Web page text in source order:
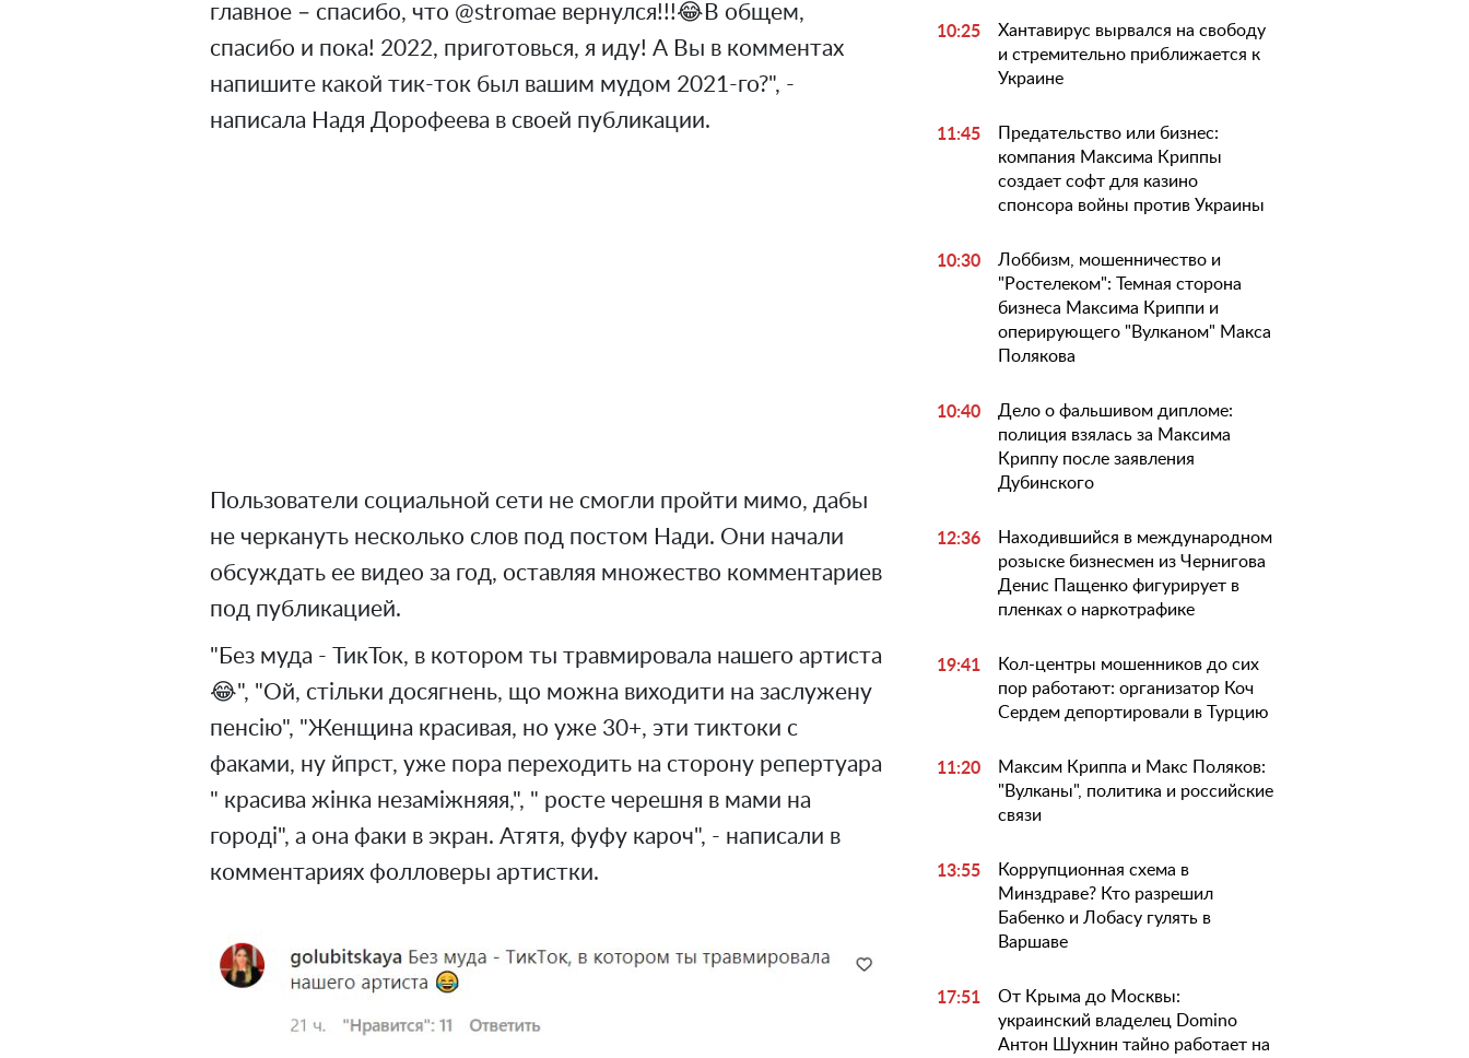
главное – спасибо, что @stromae вернулся!!!😂В общем,
спасибо и пока! 2022, приготовься, я иду! А Вы в комментах
напишите какой тик-ток был вашим мудом 2021-го?", -
написала Надя Дорофеева в своей публикации.
Пользователи социальной сети не смогли пройти мимо, дабы
не черкануть несколько слов под постом Нади. Они начали
обсуждать ее видео за год, оставляя множество комментариев
под публикацией.
"Без муда - ТикТок, в котором ты травмировала нашего артиста
😂", "Ой, стільки досягнень, що можна виходити на заслужену
пенсію", "Женщина красивая, но уже 30+, эти тиктоки с
факами, ну йпрст, уже пора переходить на сторону репертуара
" красива жінка незаміжняяя,", " росте черешня в мами на
городі", а она факи в экран. Атятя, фуфу кароч", - написали в
комментариях фолловеры артистки.
10:25
Хантавирус вырвался на свободу
и стремительно приближается к
Украине
11:45
Предательство или бизнес:
компания Максима Криппы
создает софт для казино
спонсора войны против Украины
10:30
Лоббизм, мошенничество и
"Ростелеком": Темная сторона
бизнеса Максима Криппи и
оперирующего "Вулканом" Макса
Полякова
10:40
Дело о фальшивом дипломе:
полиция взялась за Максима
Криппу после заявления
Дубинского
12:36
Находившийся в международном
розыске бизнесмен из Чернигова
Денис Пащенко фигурирует в
пленках о наркотрафике
19:41
Кол-центры мошенников до сих
пор работают: организатор Коч
Сердем депортировали в Турцию
11:20
Максим Криппа и Макс Поляков:
"Вулканы", политика и российские
связи
13:55
Коррупционная схема в
Минздраве? Кто разрешил
Бабенко и Лобасу гулять в
Варшаве
17:51
От Крыма до Москвы:
украинский владелец Domino
Антон Шухнин тайно работает на